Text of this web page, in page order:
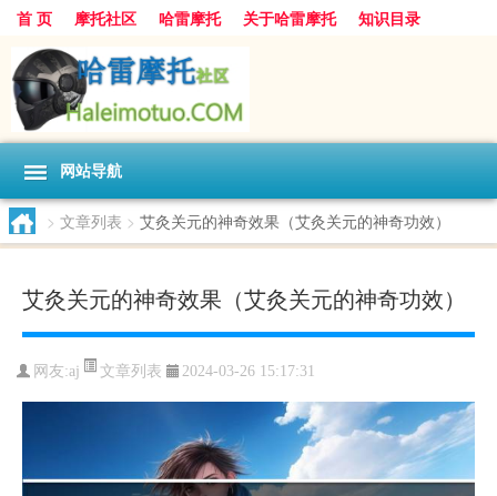
首 页 摩托社区 哈雷摩托 关于哈雷摩托 知识目录
网站导航
> 文章列表 > 艾灸关元的神奇效果（艾灸关元的神奇功效）
艾灸关元的神奇效果（艾灸关元的神奇功效）
网友:aj 文章列表 2024-03-26 15:17:31